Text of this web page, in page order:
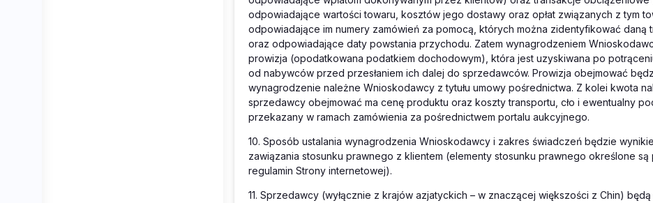
odpowiadające wartości towaru, kosztów jego dostawy oraz opłat związanych z tym
odpowiadające im numery zamówień za pomocą, których można zidentyfikować daną
oraz odpowiadające daty powstania przychodu. Zatem wynagrodzeniem
prowizja (opodatkowana podatkiem dochodowym), która jest uzyskiwana po
od nabywców przed przesłaniem ich dalej do sprzedawców. Prowizja obejmować
wynagrodzenie należne Wnioskodawcy z tytułu umowy pośrednictwa. Z kolei kwota
sprzedawcy obejmować ma cenę produktu oraz koszty transportu, cło i ewentualny
przekazany w ramach zamówienia za pośrednictwem portalu aukcyjnego.
10. Sposób ustalania wynagrodzenia Wnioskodawcy i zakres świadczeń będzie
zawiązania stosunku prawnego z klientem (elementy stosunku prawnego określone są
regulamin Strony internetowej).
11. Sprzedawcy (wyłącznie z krajów azjatyckich – w znaczącej większości z Chin) będą